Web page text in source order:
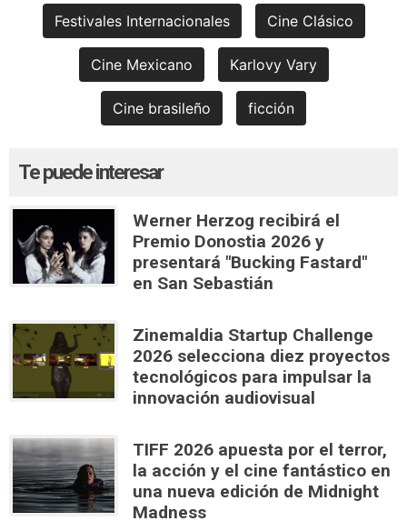
Festivales Internacionales Cine Clásico
Cine Mexicano Karlovy Vary
Cine brasileño ficción
Te puede interesar
Werner Herzog recibirá el
Premio Donostia 2026 y
presentará "Bucking Fastard"
en San Sebastián
Zinemaldia Startup Challenge
2026 selecciona diez proyectos
tecnológicos para impulsar la
innovación audiovisual
TIFF 2026 apuesta por el terror,
la acción y el cine fantástico en
una nueva edición de Midnight
Madness